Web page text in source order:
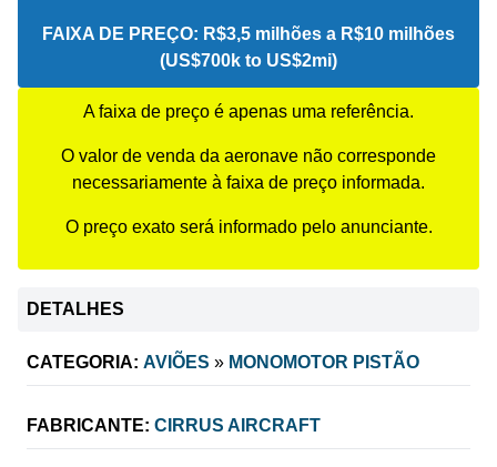
FAIXA DE PREÇO: R$3,5 milhões a R$10 milhões
(US$700k to US$2mi)
A faixa de preço é apenas uma referência.
O valor de venda da aeronave não corresponde
necessariamente à faixa de preço informada.
O preço exato será informado pelo anunciante.
DETALHES
CATEGORIA: AVIÕES » MONOMOTOR PISTÃO
FABRICANTE: CIRRUS AIRCRAFT